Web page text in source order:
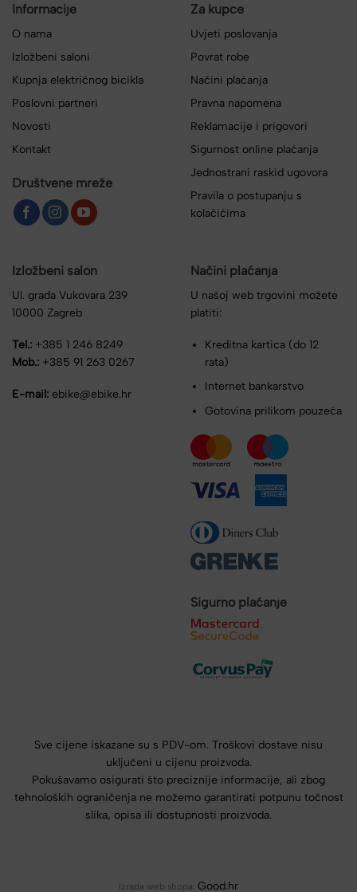
Informacije
O nama
Izložbeni saloni
Kupnja električnog bicikla
Poslovni partneri
Novosti
Kontakt
Društvene mreže
Za kupce
Uvjeti poslovanja
Povrat robe
Načini plaćanja
Pravna napomena
Reklamacije i prigovori
Sigurnost online plaćanja
Jednostrani raskid ugovora
Pravila o postupanju s
kolačićima
Izložbeni salon
Ul. grada Vukovara 239
10000 Zagreb
Tel.: +385 1 246 8249
Mob.: +385 91 263 0267
E-mail: ebike@ebike.hr
Načini plaćanja
U našoj web trgovini možete
platiti:
Kreditna kartica (do 12
rata)
Internet bankarstvo
Gotovina prilikom pouzeća
Sigurno plaćanje
Sve cijene iskazane su s PDV-om. Troškovi dostave nisu
uključeni u cijenu proizvoda.
Pokušavamo osigurati što preciznije informacije, ali zbog
tehnoloških ograničenja ne možemo garantirati potpunu točnost
slika, opisa ili dostupnosti proizvoda.
Izrada web shopa: Good.hr